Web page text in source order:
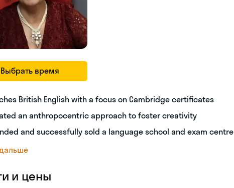
Выбрать время
British English with a focus on Cambridge certificates
an anthropocentric approach to foster creativity
and successfully sold a language school and exam centre
и цены